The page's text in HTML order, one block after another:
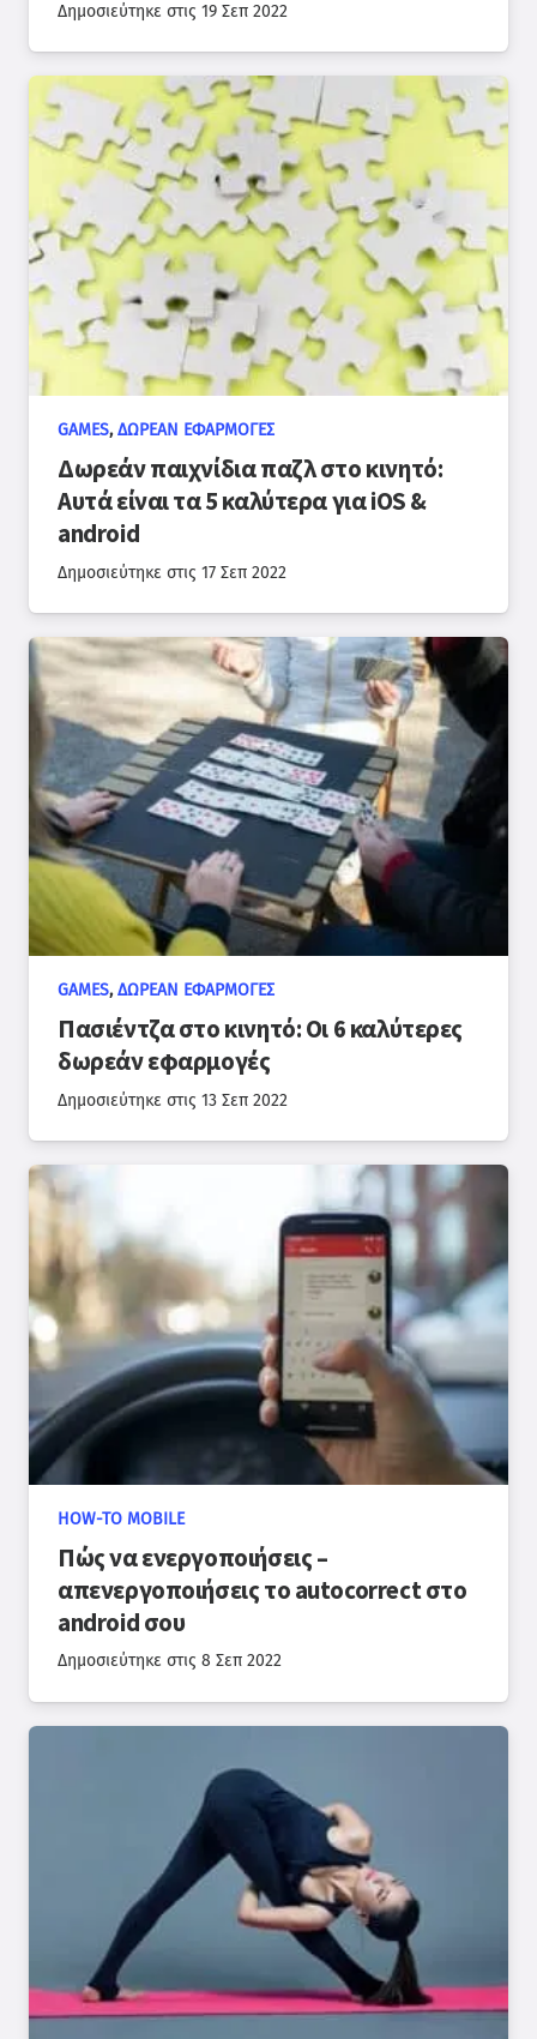
Δημοσιεύτηκε στις 19 Σεπ 2022
GAMES,ΔΩΡΕΆΝ ΕΦΑΡΜΟΓΈΣ
Δωρεάν παιχνίδια παζλ στο κινητό:
Αυτά είναι τα 5 καλύτερα για iOS &
android
Δημοσιεύτηκε στις 17 Σεπ 2022
GAMES,ΔΩΡΕΆΝ ΕΦΑΡΜΟΓΈΣ
Πασιέντζα στο κινητό: Οι 6 καλύτερες
δωρεάν εφαρμογές
Δημοσιεύτηκε στις 13 Σεπ 2022
HOW-TO MOBILE
Πώς να ενεργοποιήσεις –
απενεργοποιήσεις το autocorrect στο
android σου
Δημοσιεύτηκε στις 8 Σεπ 2022